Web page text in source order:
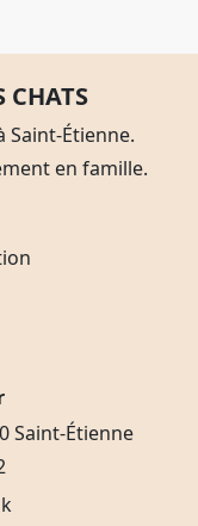
CHATS
Saint-Étienne.
en famille.
Saint-Étienne